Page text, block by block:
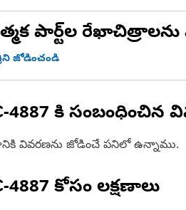
పార్ట్‌ల రేఖాచిత్రాలను
జోడించండి
4887 కి సంబంధించిన
వివరణను జోడించే పనిలో ఉన్నాము.
4887 కోసం లక్షణాలు